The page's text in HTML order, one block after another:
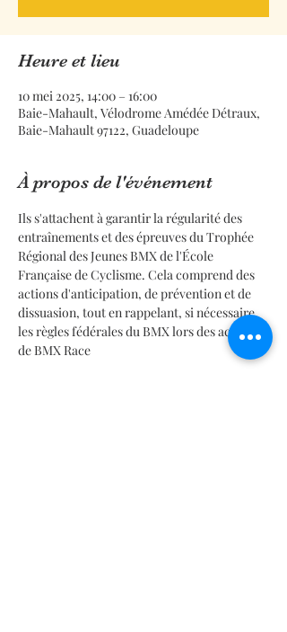
Heure et lieu
10 mei 2025, 14:00 – 16:00
Baie-Mahault, Vélodrome Amédée Détraux,
Baie-Mahault 97122, Guadeloupe
À propos de l'événement
Ils s'attachent à garantir la régularité des
entraînements et des épreuves du Trophée
Régional des Jeunes BMX de l'École
Française de Cyclisme. Cela comprend des
actions d'anticipation, de prévention et de
dissuasion, tout en rappelant, si nécessaire,
les règles fédérales du BMX lors des activités
de BMX Race